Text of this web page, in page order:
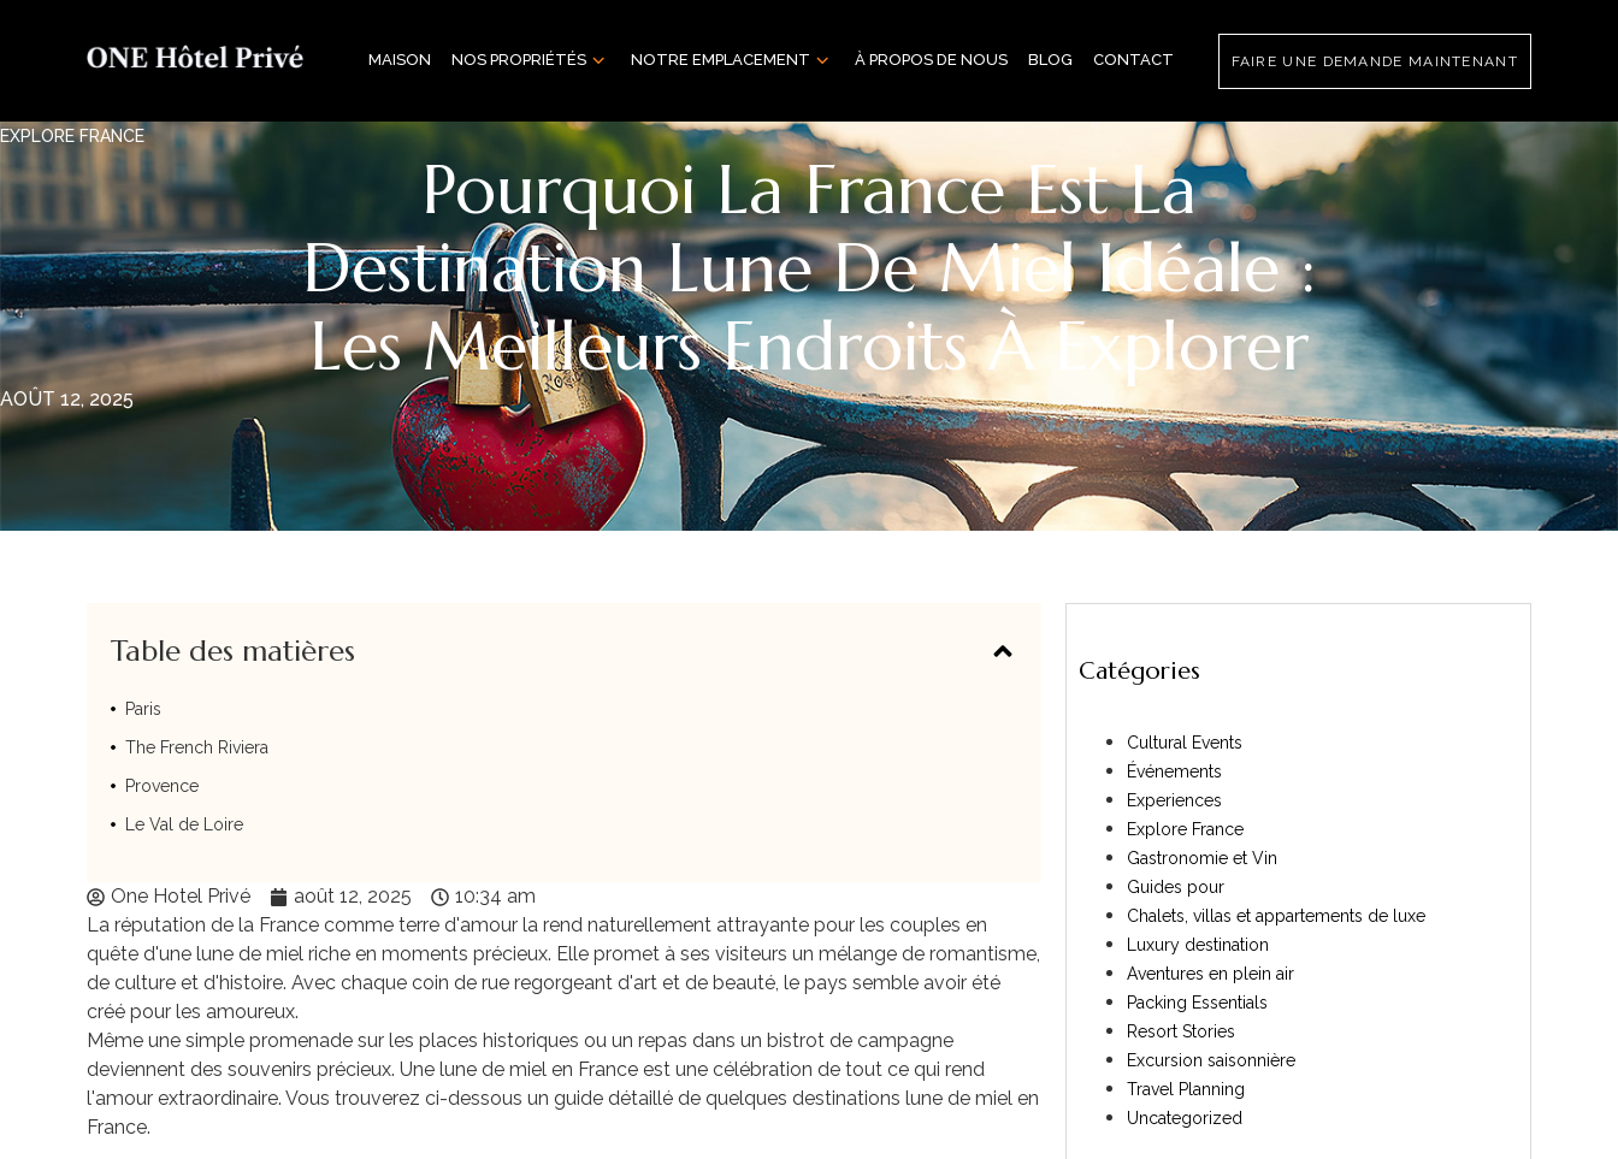
MAISON NOS PROPRIÉTÉS NOTRE EMPLACEMENT À PROPOS DE NOUS BLOG CONTACT FAIRE UNE DEMANDE MAINTENANT
EXPLORE FRANCE
Pourquoi La France Est La
Destination Lune De Miel Idéale :
Les Meilleurs Endroits À Explorer
AOÛT 12, 2025
Table des matières
Paris
The French Riviera
Provence
Le Val de Loire
One Hotel Privé août 12, 2025
10:34 am
La réputation de la France comme terre d'amour la rend naturellement attrayante pour les couples en
quête d'une lune de miel riche en moments précieux. Elle promet à ses visiteurs un mélange de romantisme,
de culture et d'histoire. Avec chaque coin de rue regorgeant d'art et de beauté, le pays semble avoir été
créé pour les amoureux.
Même une simple promenade sur les places historiques ou un repas dans un bistrot de campagne
deviennent des souvenirs précieux. Une lune de miel en France est une célébration de tout ce qui rend
l'amour extraordinaire. Vous trouverez ci-dessous un guide détaillé de quelques destinations lune de miel en
France.
Catégories
Cultural Events
Événements
Experiences
Explore France
Gastronomie et Vin
Guides pour
Chalets, villas et appartements de luxe
Luxury destination
Aventures en plein air
Packing Essentials
Resort Stories
Excursion saisonnière
Travel Planning
Uncategorized